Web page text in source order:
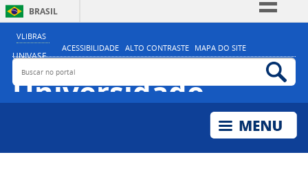
BRASIL
Comunica BR
Legislação
VLIBRAS
ACESSIBILIDADE ALTO CONTRASTE MAPA DO SITE
UNIVASF
Universidade
Federal do Vale do
São Francisco
MINISTÉRIO DA EDUCAÇÃO
Buscar no portal